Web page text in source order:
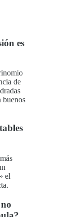
es
de
buenos
el